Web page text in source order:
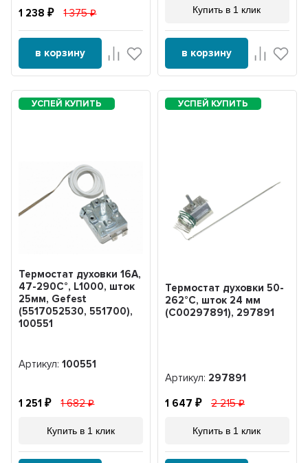
1 238 1 375
в корзину
Купить в 1 клик
в корзину
Термостат духовки 16А,
47-290С°, L1000, шток
25мм, Gefest
(5517052530, 551700),
100551
Артикул:100551
1 251 1 682
Купить в 1 клик
Термостат духовки 50-
262°С, шток 24 мм
(C00297891), 297891
Артикул: 297891
1 647 2 215
Купить в 1 клик